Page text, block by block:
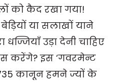
को कैद रखा गया!
या सलाखों याने
उड़ा देनी चाहिए
करेंगे? इस ‘गवरमेन्ट
कानून हमने ज्यों के